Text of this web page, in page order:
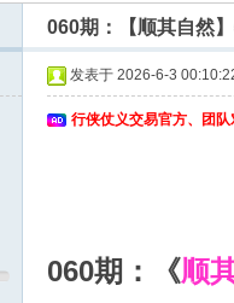
060期：【顺其自然
发表于 2026-6-3
行侠仗义交易官方、团
060期：《顺